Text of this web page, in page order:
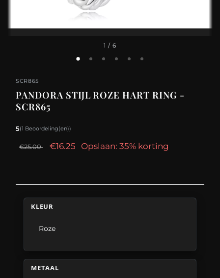
1 / 6
SCR865
PANDORA STIJL ROZE HART RING -
SCR865
5(1 Beoordeling(en))
€25.00 €16.25 Opslaan: 35% korting
KLEUR
Roze
METAAL